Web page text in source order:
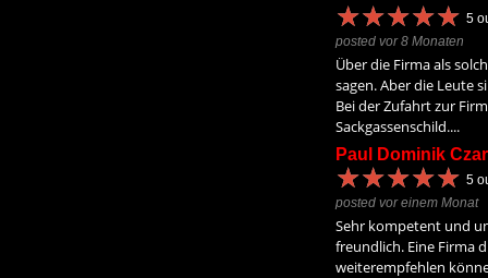
★★★★★
★★★★★ 5
posted vor 8 Monaten
Über die Firma als
sagen. Aber die Leute
Bei der Zufahrt zur
Sackgassenschild....
Paul Dominik
★★★★★
★★★★★ 5
posted vor einem Monat
Sehr kompetent und
freundlich. Eine Firma
weiterempfehlen